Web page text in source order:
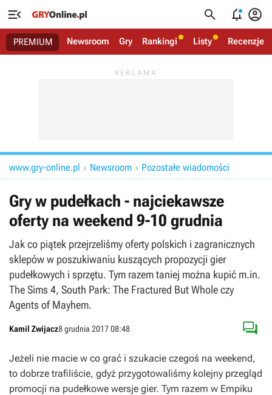
   
PREMIUM Newsroom Gry Rankingi Listy Recenzje
www.gry-online.pl  Newsroom  Pozostałe wiadomości
Gry w pudełkach - najciekawsze
oferty na weekend 9-10 grudnia
Jak co piątek przejrzeliśmy oferty polskich i zagranicznych
sklepów w poszukiwaniu kuszących propozycji gier
pudełkowych i sprzętu. Tym razem taniej można kupić m.in.
The Sims 4, South Park: The Fractured But Whole czy
Agents of Mayhem.
Kamil Zwijacz8 grudnia 2017 08:48 
Jeżeli nie macie w co grać i szukacie czegoś na weekend,
to dobrze trafiliście, gdyż przygotowaliśmy kolejny przegląd
promocji na pudełkowe wersje gier. Tym razem w Empiku